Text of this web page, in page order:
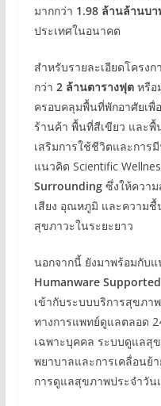
มากกว่า 1.98 ล้านล้านบา
ประเทศในอนาคต
สำหรับรายละเอียดโครง
กว่า 2 ล้านตารางฟุตหรือ
ครอบคลุมพื้นที่พักอาศัยเ
ร้านค้า พื้นที่สีเขียว และ
เสริมการใช้ชีวิตและกา
แนวคิด Scientific
Surroundingซึ่งให้ควา
เสียง อุณหภูมิ และความชื้
สุขภาวะในระยะยาว
นอกจากนี้ ยังมาพร้อมกับ
Humanware Supported
เข้ากับระบบบริการสุขภา
ทางการแพทย์ดูแลตลอด
เฉพาะบุคคล ระบบดูแลสุ
พยาบาลและการเคลื่อนย้
การดูแลสุขภาพประจำวัน